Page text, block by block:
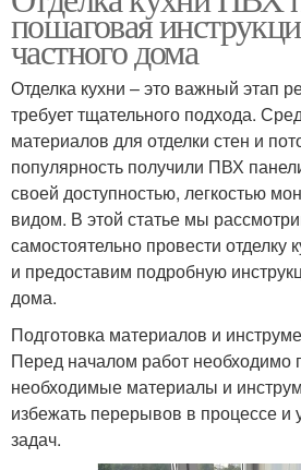
пошаговая
частного дома
Отделка кухни – это важный этап
требует тщательного подхода.
материалов для отделки стен и
популярность получили ПВХ
своей доступностью, легкостью
видом. В этой статье мы
самостоятельно провести
и предоставим подробную
дома.
Подготовка материалов и
Перед началом работ необходимо
необходимые материалы и
избежать перерывов в процессе и
задач.